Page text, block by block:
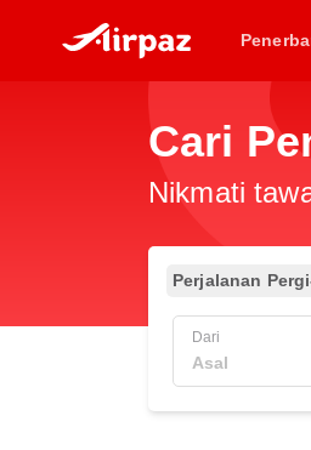
Cari
Nikmati
Perjalanan
Dari